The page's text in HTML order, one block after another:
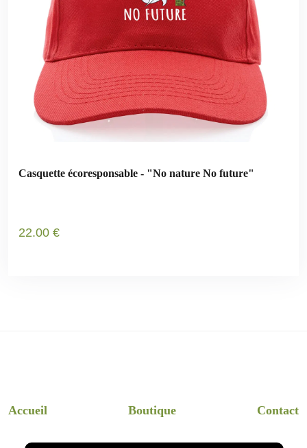
Casquette écoresponsable - "No nature No future"
22.00 €
Accueil Boutique Contact